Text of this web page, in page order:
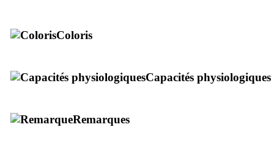
Coloris
Capacités physiologiques
Remarques